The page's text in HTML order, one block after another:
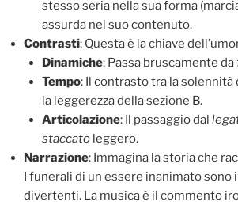
stesso seria nella sua forma
assurda nel suo contenuto.
Contrasti: Questa è la chiave
Dinamiche: Passa bruscamente da
Tempo: Il contrasto tra la solennità
la leggerezza della sezione B.
Articolazione: Il passaggio dal
staccatoleggero.
Narrazione: Immagina la storia che
I funerali di un essere inanimato
divertenti. La musica è il commento